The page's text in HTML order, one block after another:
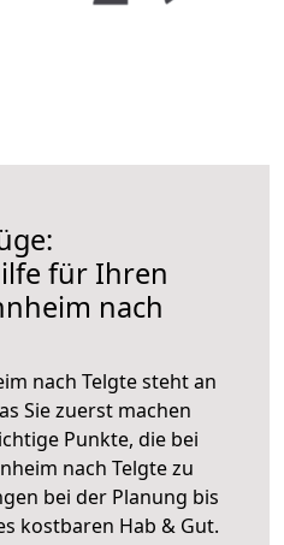
für Ihren
nach
nach Telgte steht an
Sie zuerst machen
Punkte, die bei
nach Telgte zu
bei der Planung bis
kostbaren Hab & Gut.